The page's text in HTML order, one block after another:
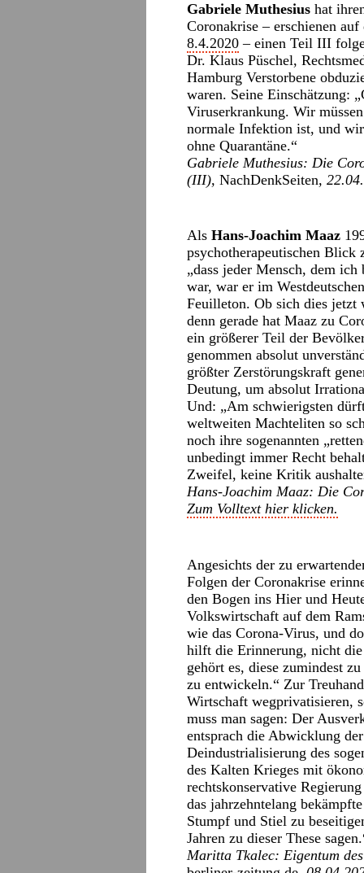
Gabriele Muthesius hat
Coronakrise – erschienen
8.4.2020 – einen Teil III
Dr. Klaus Püschel,
Hamburg Verstorbene
waren. Seine Einschätzung:
Viruserkrankung. Wir
normale Infektion ist, und
ohne Quarantäne.“
Gabriele Muthesius: Die
(III), NachDenkSeiten,
Als Hans-Joachim Maaz
psychotherapeutischen
„dass jeder Mensch, dem
war, war er im
Feuilleton. Ob sich dies
denn gerade hat Maaz zu
ein größerer Teil der
genommen absolut
größter Zerstörungskraft
Deutung, um absolut
Und: „Am schwierigsten
weltweiten Machteliten so
noch ihre sogenannten
unbedingt immer Recht
Zweifel, keine Kritik
Hans-Joachim Maaz: Die
Zum Volltext hier klicken.
Angesichts der zu
Folgen der Coronakrise
den Bogen ins Hier und
Volkswirtschaft auf dem
wie das Corona-Virus, und
hilft die Erinnerung, nicht
gehört es, diese zumindest
zu entwickeln.“ Zur
Wirtschaft
muss man sagen: Der
entsprach die Abwicklung
Deindustrialisierung des
des Kalten Krieges mit
rechtskonservative
das jahrzehntelang
Stumpf und Stiel zu
Jahren zu dieser These
Maritta Tkalec: Eigentum